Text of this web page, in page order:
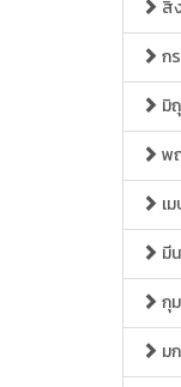
สิ
ก
มิ
พ
เ
มี
กุ
ม